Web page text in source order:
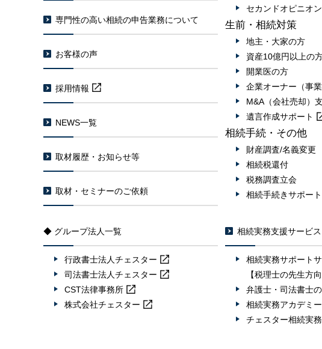
専門性の高い相続の申告業務について
お客様の声
採用情報
NEWS一覧
取材履歴・お知らせ等
取材・セミナーのご依頼
セカンドオピニオ
生前・相続対策
地主・大家の方
資産10億円以上の
開業医の方
企業オーナー（事業
M&A（会社売却）
遺言作成サポート
相続手続・その他
財産調査/名義変更
相続税還付
税務調査立会
相続手続きサポート
◆ グループ法人一覧
行政書士法人チェスター
司法書士法人チェスター
CST法律事務所
株式会社チェスター
相続実務支援サービ
相続実務サポート
【税理士の先生方向
弁護士・司法書士
相続実務アカデミー
チェスター相続実